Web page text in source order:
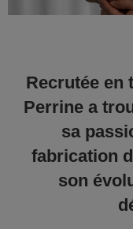
Recrutée en
Perrine a
sa
fabrication
son